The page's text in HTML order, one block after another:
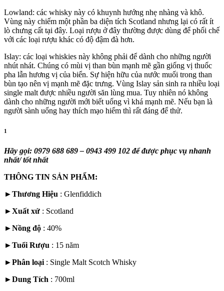
Lowland: các whisky này có khuynh hướng nhẹ nhàng và khô.
Vùng này chiếm một phần ba diện tích Scotland nhưng lại có rất ít
lò chưng cất tại đây. Loại rượu ở đây thường được dùng để phối chế
với các loại rượu khác có độ đậm đà hơn.
Islay: các loại whiskies này không phải để dành cho những người
nhút nhát. Chúng có mùi vị than bùn mạnh mẽ gần giống vị thuốc
pha lẫn hương vị của biển. Sự hiện hữu của nước muối trong than
bùn tạo nên vị mạnh mẽ đặc trưng. Vùng Islay sản sinh ra nhiều loại
single malt được nhiều người săn lùng mua. Tuy nhiên nó không
dành cho những người mới biết uống vì khá mạnh mẽ. Nếu bạn là
người sành uống hay thích mạo hiểm thì rất đáng để thử.
1
Hãy gọi: 0979 688 689 – 0943 499 102 để được phục vụ nhanh
nhất/ tốt nhất
THÔNG TIN SẢN PHẨM:
►Thương Hiệu : Glenfiddich
►Xuất xứ : Scotland
►Nồng độ : 40%
►Tuổi Rượu : 15 năm
►Phân loại : Single Malt Scotch Whisky
►Dung Tích : 700ml